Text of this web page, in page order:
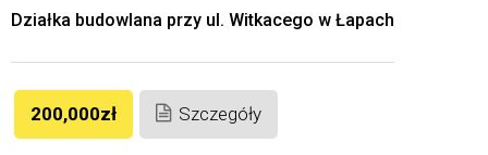
Działka budowlana przy ul. Witkacego w Łapach
200,000zł Szczegóły